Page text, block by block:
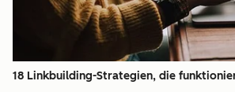
18 Linkbuilding-Strategien, die